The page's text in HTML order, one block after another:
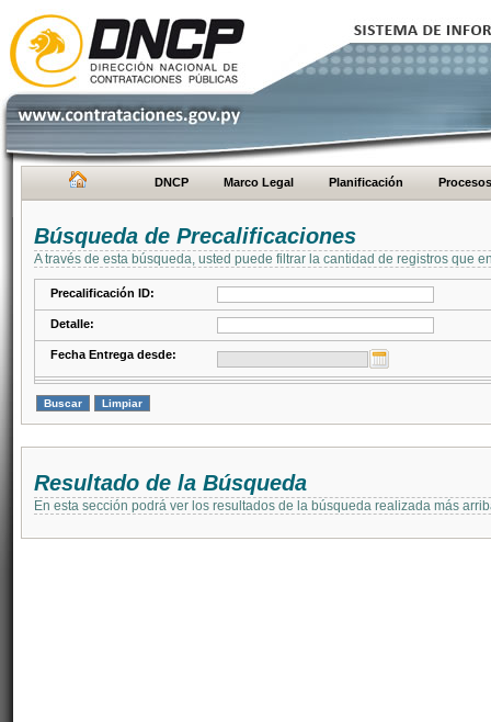
DNCP Marco Legal Planificación Procesos
Búsqueda de Precalificaciones
A través de esta búsqueda, usted puede filtrar la cantidad de registros que
Precalificación ID:
Detalle:
Fecha Entrega desde:
Resultado de la Búsqueda
En esta sección podrá ver los resultados de la búsqueda realizada más